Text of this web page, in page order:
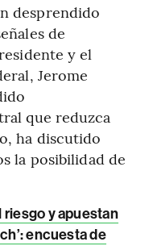
desprendido
de
y el
Jerome
que reduzca
ha discutido
la posibilidad de
y apuestan
encuesta de